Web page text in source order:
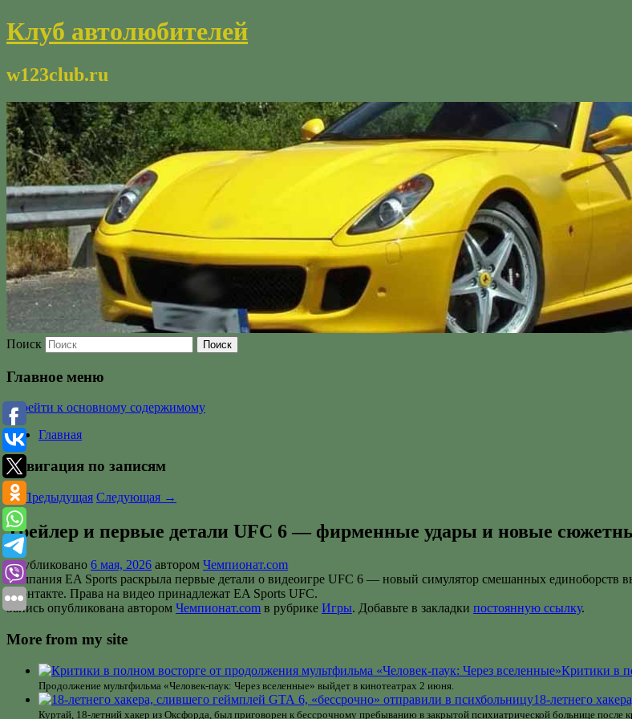
Клуб автолюбителей
w123club.ru
Поиск
Главное меню
Перейти к основному содержимому
Главная
Навигация по записям
←Предыдущая Следующая →
Трейлер и первые детали UFC 6 — фирменные удары и новые
Опубликовано 6 мая, 2026 автором Чемпионат.com
Компания EA Sports раскрыла первые детали о видеоигре UFC 6 — новый симулятор смешанных единоборств
Вконтакте. Права на видео принадлежат EA Sports UFC.
Запись опубликована автором Чемпионат.com в рубрике Игры. Добавьте в закладки постоянную ссылку.
More from my site
Критики в
Продолжение мультфильма «Человек-паук: Через вселенные» выйдет в кинотеатрах 2 июня.
18-летнего
Куртай, 18-летний хакер из Оксфорда, был приговорен к бессрочному пребыванию в закрытой психиатрической больнице